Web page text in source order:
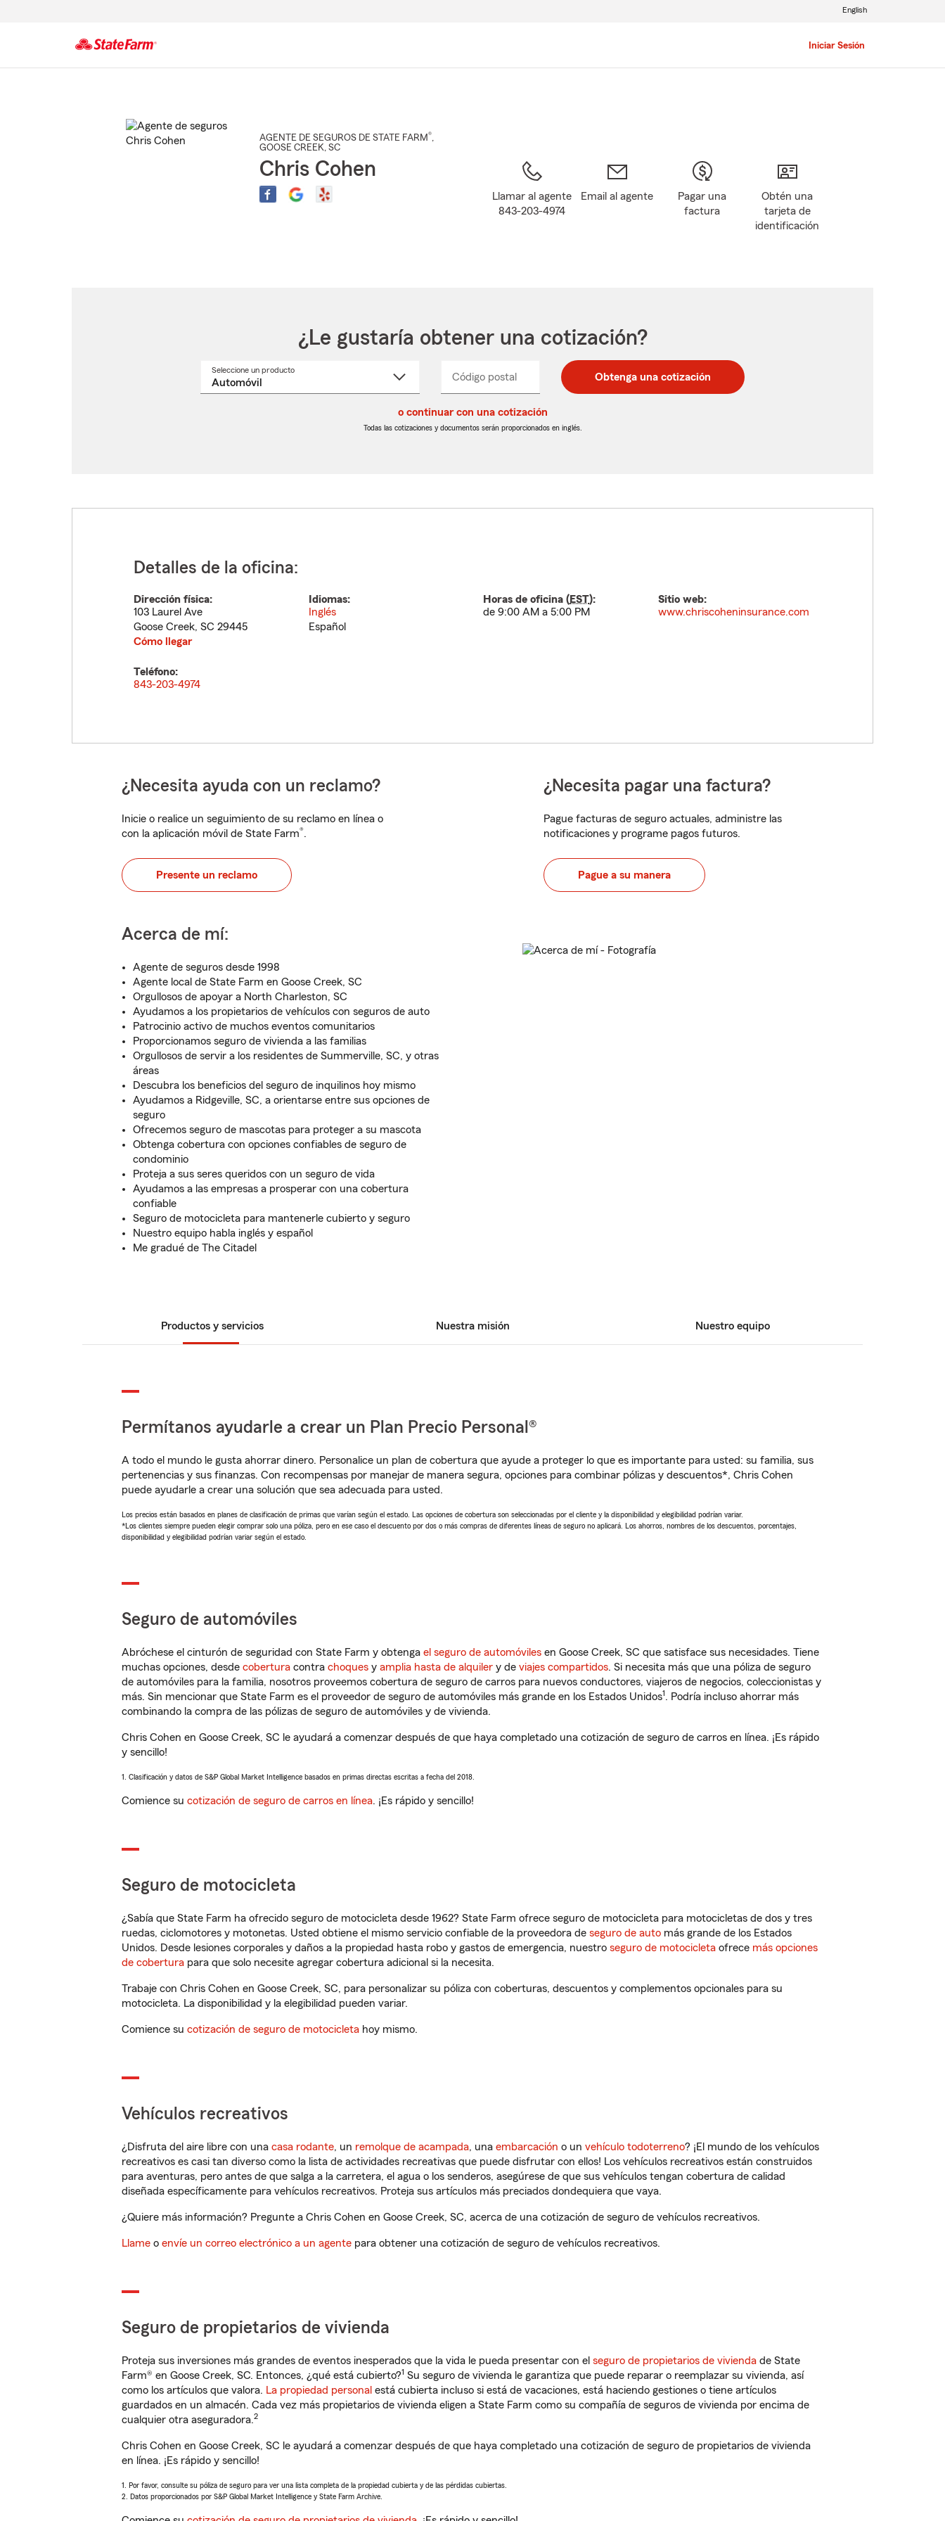
Iniciar Sesión
English
AGENTE DE SEGUROS DE STATE FARM®,
GOOSE CREEK, SC
Chris Cohen
Llamar al agente
843-203-4974
Email al agente
Pagar una
factura
Obtén una
tarjeta de
identificación
¿Le gustaría obtener una cotización?
Seleccione un productoSeleccione
Código postal
postal
de
postal
de
_____ Obtenga una cotización
o continuar con una cotización
Todas las cotizaciones y documentos serán proporcionados en inglés.
Detalles de la oficina:
Dirección física:
103 Laurel Ave
Goose Creek, SC 29445
Cómo llegar
Idiomas:
Inglés
Español
Horas de oficina (EST):
de 9:00 AM a 5:00 PM
Sitio web:
www.chriscoheninsurance.com
Teléfono:
843-203-4974
¿Necesita ayuda con un reclamo?
Inicie o realice un seguimiento de su reclamo en línea o
con la aplicación móvil de State Farm®.
Presente un reclamo
¿Necesita pagar una factura?
Pague facturas de seguro actuales, administre las
notificaciones y programe pagos futuros.
Pague a su manera
Acerca de mí:
Agente de seguros desde 1998
Agente local de State Farm en Goose Creek, SC
Orgullosos de apoyar a North Charleston, SC
Ayudamos a los propietarios de vehículos con seguros de auto
Patrocinio activo de muchos eventos comunitarios
Proporcionamos seguro de vivienda a las familias
Orgullosos de servir a los residentes de Summerville, SC, y otras
áreas
Descubra los beneficios del seguro de inquilinos hoy mismo
Ayudamos a Ridgeville, SC, a orientarse entre sus opciones de
seguro
Ofrecemos seguro de mascotas para proteger a su mascota
Obtenga cobertura con opciones confiables de seguro de
condominio
Proteja a sus seres queridos con un seguro de vida
Ayudamos a las empresas a prosperar con una cobertura
confiable
Seguro de motocicleta para mantenerle cubierto y seguro
Nuestro equipo habla inglés y español
Me gradué de The Citadel
Productos y servicios Nuestra misión Nuestro equipo
Permítanos ayudarle a crear un Plan Precio Personal®
A todo el mundo le gusta ahorrar dinero. Personalice un plan de cobertura que ayude a proteger lo que es importante para usted: su familia, sus
pertenencias y sus finanzas. Con recompensas por manejar de manera segura, opciones para combinar pólizas y descuentos*, Chris Cohen
puede ayudarle a crear una solución que sea adecuada para usted.
Los precios están basados en planes de clasificación de primas que varían según el estado. Las opciones de cobertura son seleccionadas por el cliente y la disponibilidad y elegibilidad podrían variar.
*Los clientes siempre pueden elegir comprar solo una póliza, pero en ese caso el descuento por dos o más compras de diferentes líneas de seguro no aplicará. Los ahorros, nombres de los descuentos, porcentajes,
disponibilidad y elegibilidad podrían variar según el estado.
Seguro de automóviles
Abróchese el cinturón de seguridad con State Farm y obtenga el seguro de automóviles en Goose Creek, SC que satisface sus necesidades. Tiene
muchas opciones, desde cobertura contra choques y amplia hasta de alquiler y de viajes compartidos. Si necesita más que una póliza de seguro
de automóviles para la familia, nosotros proveemos cobertura de seguro de carros para nuevos conductores, viajeros de negocios, coleccionistas y
más. Sin mencionar que State Farm es el proveedor de seguro de automóviles más grande en los Estados Unidos1. Podría incluso ahorrar más
combinando la compra de las pólizas de seguro de automóviles y de vivienda.
Chris Cohen en Goose Creek, SC le ayudará a comenzar después de que haya completado una cotización de seguro de carros en línea. ¡Es rápido
y sencillo!
1. Clasificación y datos de S&P Global Market Intelligence basados en primas directas escritas a fecha del 2018.
Comience su cotización de seguro de carros en línea. ¡Es rápido y sencillo!
Seguro de motocicleta
¿Sabía que State Farm ha ofrecido seguro de motocicleta desde 1962? State Farm ofrece seguro de motocicleta para motocicletas de dos y tres
ruedas, ciclomotores y motonetas. Usted obtiene el mismo servicio confiable de la proveedora de seguro de auto más grande de los Estados
Unidos. Desde lesiones corporales y daños a la propiedad hasta robo y gastos de emergencia, nuestro seguro de motocicleta ofrece más opciones
de cobertura para que solo necesite agregar cobertura adicional si la necesita.
Trabaje con Chris Cohen en Goose Creek, SC, para personalizar su póliza con coberturas, descuentos y complementos opcionales para su
motocicleta. La disponibilidad y la elegibilidad pueden variar.
Comience su cotización de seguro de motocicleta hoy mismo.
Vehículos recreativos
¿Disfruta del aire libre con una casa rodante, un remolque de acampada, una embarcación o un vehículo todoterreno? ¡El mundo de los vehículos
recreativos es casi tan diverso como la lista de actividades recreativas que puede disfrutar con ellos! Los vehículos recreativos están construidos
para aventuras, pero antes de que salga a la carretera, el agua o los senderos, asegúrese de que sus vehículos tengan cobertura de calidad
diseñada específicamente para vehículos recreativos. Proteja sus artículos más preciados dondequiera que vaya.
¿Quiere más información? Pregunte a Chris Cohen en Goose Creek, SC, acerca de una cotización de seguro de vehículos recreativos.
Llame o envíe un correo electrónico a un agente para obtener una cotización de seguro de vehículos recreativos.
Seguro de propietarios de vivienda
Proteja sus inversiones más grandes de eventos inesperados que la vida le pueda presentar con el seguro de propietarios de vivienda de State
Farm® en Goose Creek, SC. Entonces, ¿qué está cubierto?1 Su seguro de vivienda le garantiza que puede reparar o reemplazar su vivienda, así
como los artículos que valora. La propiedad personal está cubierta incluso si está de vacaciones, está haciendo gestiones o tiene artículos
guardados en un almacén. Cada vez más propietarios de vivienda eligen a State Farm como su compañía de seguros de vivienda por encima de
cualquier otra aseguradora.2
Chris Cohen en Goose Creek, SC le ayudará a comenzar después de que haya completado una cotización de seguro de propietarios de vivienda
en línea. ¡Es rápido y sencillo!
1. Por favor, consulte su póliza de seguro para ver una lista completa de la propiedad cubierta y de las pérdidas cubiertas.
2. Datos proporcionados por S&P Global Market Intelligence y State Farm Archive.